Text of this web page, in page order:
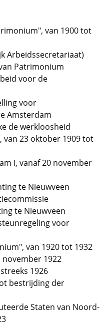
van 1900 tot
Arbeidssecretariaat)
Patrimonium
voor de
voor
Amsterdam
de werkloosheid
van 23 oktober 1909 tot
I, vanaf 20 november
te Nieuwveen
te Nieuwveen
voor
van 1920 tot 1932
1922
1926
bestrijding der
Staten van Noord-